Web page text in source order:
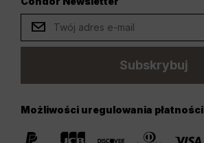
Subskrybuj
Możliwości uregulowania płatności